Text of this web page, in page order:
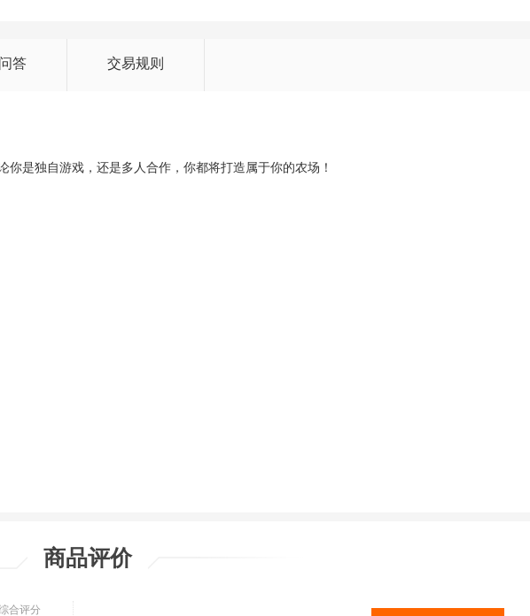
答 交易规则
你是独自游戏，还是多人合作，你都将打造属于你的农场！
商品评价
合评分